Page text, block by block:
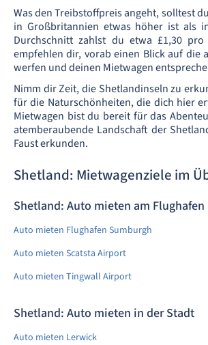
Was den Treibstoffpreis angeht, solltest
in Großbritannien etwas höher ist als
Durchschnitt zahlst du etwa £1,30
empfehlen dir, vorab einen Blick auf die
werfen und deinen Mietwagen
Nimm dir Zeit, die Shetlandinseln zu
für die Naturschönheiten, die dich hier
Mietwagen bist du bereit für das
atemberaubende Landschaft der
Faust erkunden.
Shetland: Mietwagenziele im
Shetland: Auto mieten am Flughafen
Auto mieten Flughafen Sumburgh
Auto mieten Scatsta Airport
Auto mieten Tingwall Airport
Shetland: Auto mieten in der Stadt
Auto mieten Lerwick